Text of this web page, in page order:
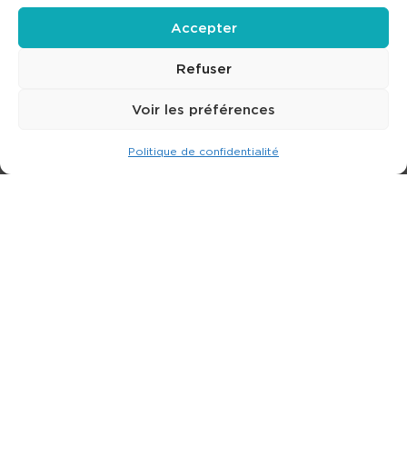
Accepter
Refuser
Voir les préférences
Politique de confidentialité